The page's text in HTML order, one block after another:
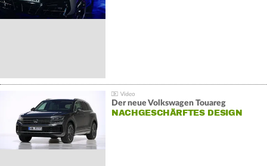
Der neue Volkswagen Touareg
NACHGESCHÄRFTES DESIGN